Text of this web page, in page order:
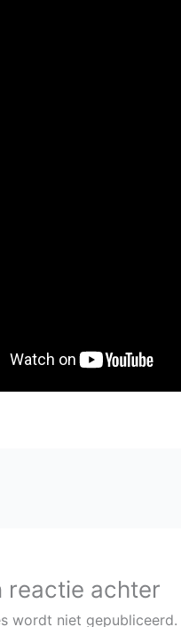
reactie achter
wordt niet gepubliceerd.